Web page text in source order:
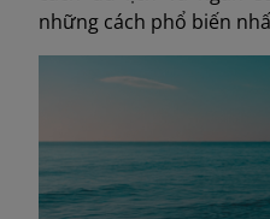
những cách phổ biến